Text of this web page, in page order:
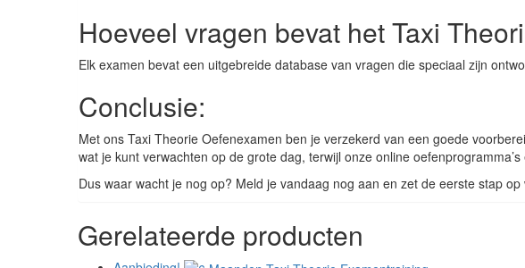
Hoeveel vragen bevat het Taxi
Elk examen bevat een uitgebreide database van vragen die speciaal zijn
Conclusie:
Met ons Taxi Theorie Oefenexamen ben je verzekerd van een goede
wat je kunt verwachten op de grote dag, terwijl onze online
Dus waar wacht je nog op? Meld je vandaag nog aan en zet de eerste stap
Gerelateerde producten